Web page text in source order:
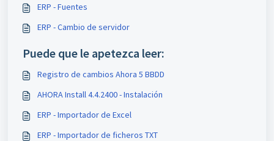
ERP - Fuentes
ERP - Cambio de servidor
Puede que le apetezca leer:
Registro de cambios Ahora 5 BBDD
AHORA Install 4.4.2400 - Instalación
ERP - Importador de Excel
ERP - Importador de ficheros TXT